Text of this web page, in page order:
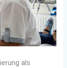
als